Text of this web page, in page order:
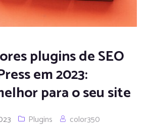
plugins de SEO
em 2023:
para o seu site
Plugins
color350